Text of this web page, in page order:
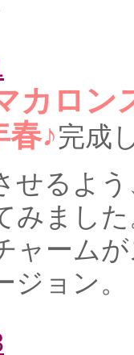
カロン
♪完成
せるよ
みまし
ャーム
ジョン。